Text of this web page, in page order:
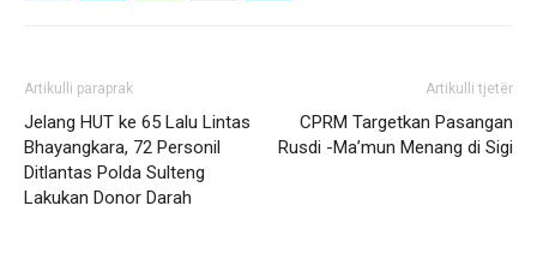
Artikulli paraprak
Jelang HUT ke 65 Lalu Lintas
Bhayangkara, 72 Personil
Ditlantas Polda Sulteng
Lakukan Donor Darah
Artikulli tjetër
CPRM Targetkan Pasangan
Rusdi -Ma’mun Menang di Sigi